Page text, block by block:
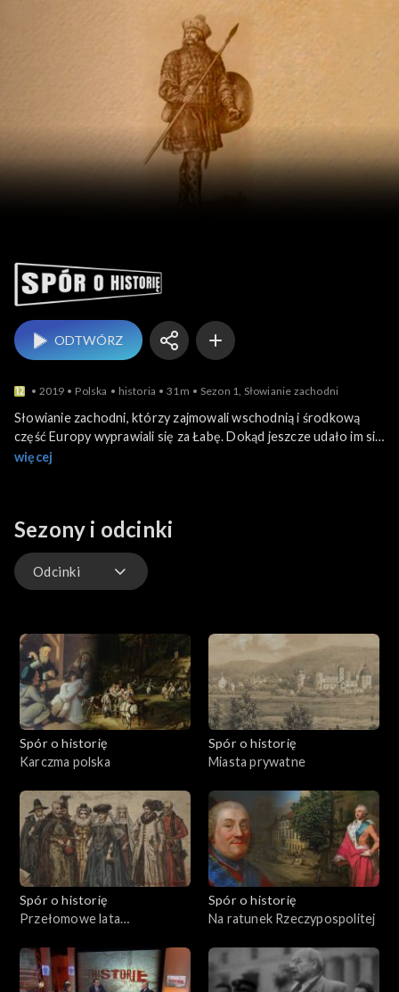
Spór o historię
ODTWÓRZ
2019 Polska historia 31m Sezon 1, Słowianie zachodni
Słowianie zachodni, którzy zajmowali wschodnią i środkową
część Europy wyprawiali się za Łabę. Dokąd jeszcze udało im się
dotrzeć? Jakie tereny udało im się zająć? Co stanęło na drodze
2016 roku. Nic o tym dotąd nie wiedzieliśmy. O czym to może
świadczyć? Dlaczego Słowianie zachodni przegrali konfrontację
z Niemcami?
więcej
Sezony i odcinki
Odcinki
Spór o historię
Karczma polska
Spór o historię
Miasta prywatne
Spór o historię
Przełomowe lata
Spór o historię
Na ratunek Rzeczypospolitej